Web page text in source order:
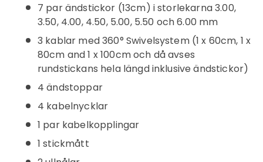
7 par ändstickor (13cm) i storlekarna 3.00,
3.50, 4.00, 4.50, 5.00, 5.50 och 6.00 mm
3 kablar med 360° Swivelsystem (1 x 60cm, 1 x
80cm and 1 x 100cm och då avses
rundstickans hela längd inklusive ändstickor)
4 ändstoppar
4 kabelnycklar
1 par kabelkopplingar
1 stickmått